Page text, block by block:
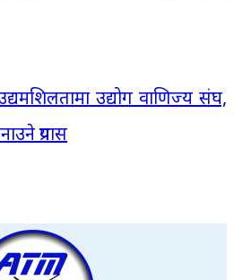
उद्योग वाणिज्य संघ,
प्रयास